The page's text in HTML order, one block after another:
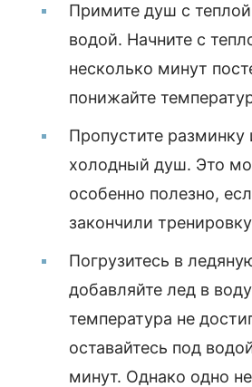
Примите душ с
водой. Начните с
несколько минут
понижайте
Пропустите разминку
холодный душ. Это
особенно полезно,
закончили
Погрузитесь в
добавляйте лед в
температура не
оставайтесь под
минут. Однако одно